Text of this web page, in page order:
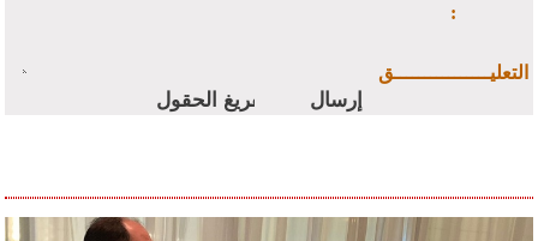
:
التعليــــــــــــــــق